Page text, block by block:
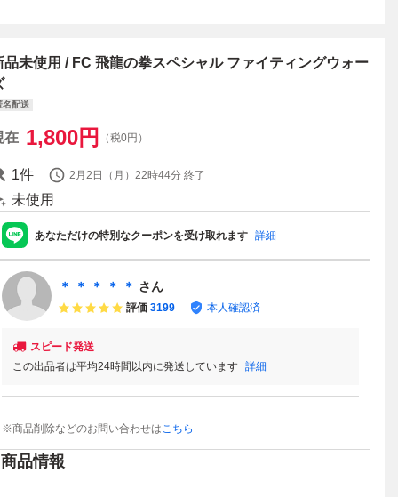
品未使用 / FC 飛龍の拳スペシャル ファイティングウォー
名配送
在 1,800円 （税0円）
1件 2月2日（月）22時44分 終了
未使用
あなただけの特別なクーポンを受け取れます 詳細
＊ ＊ ＊ ＊ ＊ さん
評価 3199 本人確認済
スピード発送
この出品者は平均24時間以内に発送しています 詳細
※商品削除などのお問い合わせはこちら
商品情報